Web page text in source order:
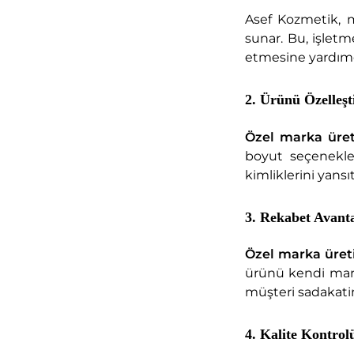
Asef Kozmetik,
sunar. Bu,
etmesine
2. Ürünü
Özel marka
boyut
kimliklerini
3. Rekabet
Özel marka
ürünü kendi
müşteri
4. Kalite